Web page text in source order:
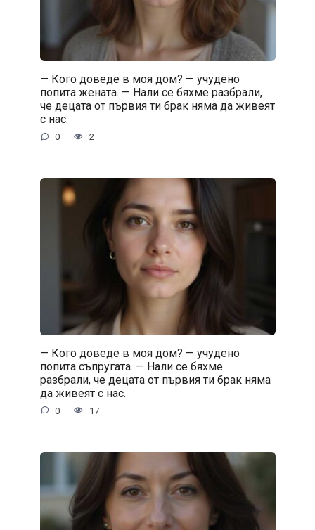
— Кого доведе в моя дом? — учудено
попита жената. — Нали се бяхме разбрали,
че децата от първия ти брак няма да живеят
с нас.
0 2
— Кого доведе в моя дом? — учудено
попита съпругата. — Нали се бяхме
разбрали, че децата от първия ти брак няма
да живеят с нас.
0 17